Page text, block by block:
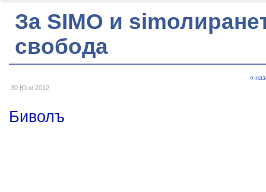
За SIMO и
свобода
30 Юни 2012
«
Биволъ